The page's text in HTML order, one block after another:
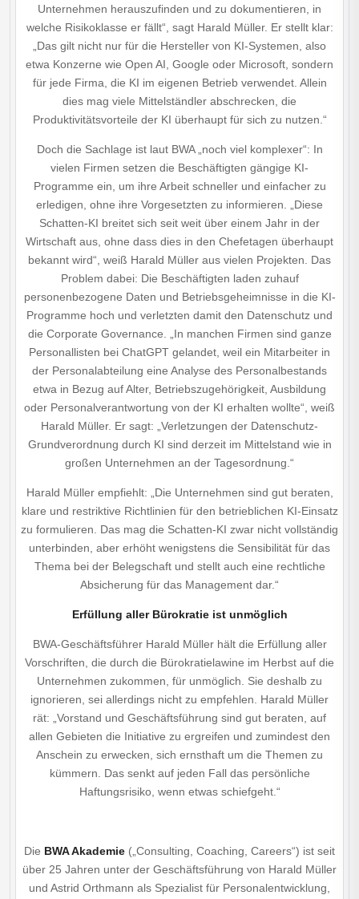
Unternehmen herauszufinden und zu dokumentieren, in
welche Risikoklasse er fällt“, sagt Harald Müller. Er stellt klar:
„Das gilt nicht nur für die Hersteller von KI-Systemen, also
etwa Konzerne wie Open AI, Google oder Microsoft, sondern
für jede Firma, die KI im eigenen Betrieb verwendet. Allein
dies mag viele Mittelständler abschrecken, die
Produktivitätsvorteile der KI überhaupt für sich zu nutzen.“
Doch die Sachlage ist laut BWA „noch viel komplexer“: In
vielen Firmen setzen die Beschäftigten gängige KI-
Programme ein, um ihre Arbeit schneller und einfacher zu
erledigen, ohne ihre Vorgesetzten zu informieren. „Diese
Schatten-KI breitet sich seit weit über einem Jahr in der
Wirtschaft aus, ohne dass dies in den Chefetagen überhaupt
bekannt wird“, weiß Harald Müller aus vielen Projekten. Das
Problem dabei: Die Beschäftigten laden zuhauf
personenbezogene Daten und Betriebsgeheimnisse in die KI-
Programme hoch und verletzten damit den Datenschutz und
die Corporate Governance. „In manchen Firmen sind ganze
Personallisten bei ChatGPT gelandet, weil ein Mitarbeiter in
der Personalabteilung eine Analyse des Personalbestands
etwa in Bezug auf Alter, Betriebszugehörigkeit, Ausbildung
oder Personalverantwortung von der KI erhalten wollte“, weiß
Harald Müller. Er sagt: „Verletzungen der Datenschutz-
Grundverordnung durch KI sind derzeit im Mittelstand wie in
großen Unternehmen an der Tagesordnung.“
Harald Müller empfiehlt: „Die Unternehmen sind gut beraten,
klare und restriktive Richtlinien für den betrieblichen KI-Einsatz
zu formulieren. Das mag die Schatten-KI zwar nicht vollständig
unterbinden, aber erhöht wenigstens die Sensibilität für das
Thema bei der Belegschaft und stellt auch eine rechtliche
Absicherung für das Management dar.“
Erfüllung aller Bürokratie ist unmöglich
BWA-Geschäftsführer Harald Müller hält die Erfüllung aller
Vorschriften, die durch die Bürokratie­lawine im Herbst auf die
Unternehmen zukommen, für unmöglich. Sie deshalb zu
ignorieren, sei allerdings nicht zu empfehlen. Harald Müller
rät: „Vorstand und Geschäftsführung sind gut beraten, auf
allen Gebieten die Initiative zu ergreifen und zumindest den
Anschein zu erwecken, sich ernsthaft um die Themen zu
kümmern. Das senkt auf jeden Fall das persönliche
Haftungsrisiko, wenn etwas schiefgeht.“
Die BWA Akademie („Consulting, Coaching, Careers“) ist seit
über 25 Jahren unter der Geschäftsführung von Harald Müller
und Astrid Orthmann als Spezialist für Personalentwicklung,